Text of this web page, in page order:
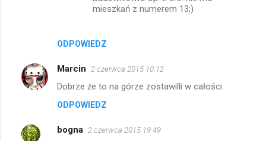
ODPOWIEDZ
mieszkań z numerem 13;)
Marcin 2 czerwca 2015 10:12
Dobrze że to na górze zostawilli w całości.
ODPOWIEDZ
bogna 2 czerwca 2015 19:49